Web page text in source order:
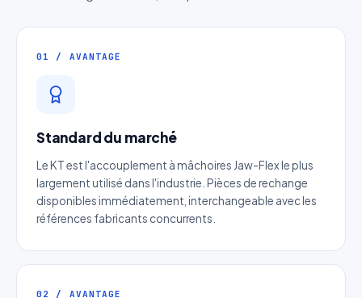
01 / AVANTAGE
Standard du marché
Le KT est l'accouplement à mâchoires Jaw-Flex le plus
largement utilisé dans l'industrie. Pièces de rechange
disponibles immédiatement, interchangeable avec les
références fabricants concurrents.
02 / AVANTAGE